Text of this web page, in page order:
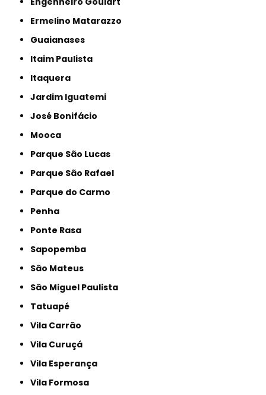
Ermelino Matarazzo
Guaianases
Itaim Paulista
Itaquera
Jardim Iguatemi
José Bonifácio
Mooca
Parque São Lucas
Parque São Rafael
Parque do Carmo
Penha
Ponte Rasa
Sapopemba
São Mateus
São Miguel Paulista
Tatuapé
Vila Carrão
Vila Curuçá
Vila Esperança
Vila Formosa